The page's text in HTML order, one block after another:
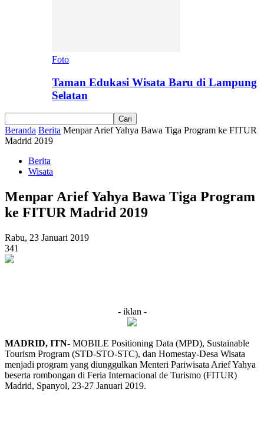
Foto
Taman Edukasi Wisata Baru di Lampung
Selatan
Beranda Berita Menpar Arief Yahya Bawa Tiga Program ke FITUR
Madrid 2019
Berita
Wisata
Menpar Arief Yahya Bawa Tiga Program
ke FITUR Madrid 2019
Rabu, 23 Januari 2019
341
- iklan -
MADRID, ITN- MOBILE Positioning Data (MPD), Sustainable
Tourism Program (STD-STO-STC), dan Homestay-Desa Wisata
menjadi program yang diunggulkan Menteri Pariwisata Arief Yahya
beserta rombongan di Feria Internacional de Turismo (FITUR)
Madrid, Spanyol, 23-27 Januari 2019.